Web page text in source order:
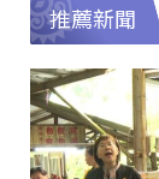
推薦新聞